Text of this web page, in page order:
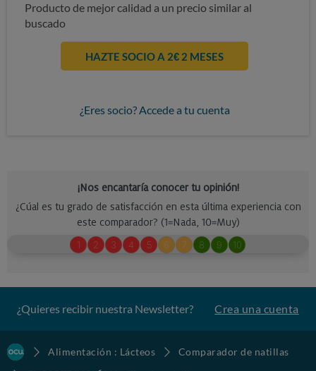
Producto de mejor calidad a un precio similar al
buscado
HAZTE SOCIO A 2€ 2 MESES
¿Eres socio? Accede a tu cuenta
¿Quieres recibir nuestra Newsletter? Crea una cuenta
Alimentación : Lácteos
Comparador de natillas